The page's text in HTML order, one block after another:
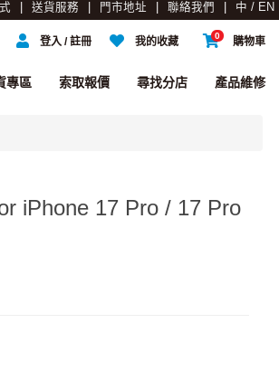
送貨服務 門市地址 聯絡我們 中 / EN
0 購物車
我的收藏
登入 / 註冊
產品維修
尋找分店
索取報價
專區
iPhone 17 Pro / 17 Pro